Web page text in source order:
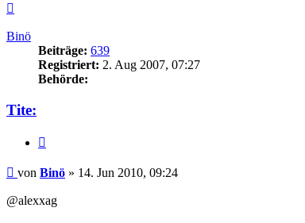
Binö
Beiträge: 639
Registriert: 2. Aug 2007, 07:27
Behörde:
Tite:
Beitrag
von Binö » 14. Jun 2010, 09:24
@alexxag